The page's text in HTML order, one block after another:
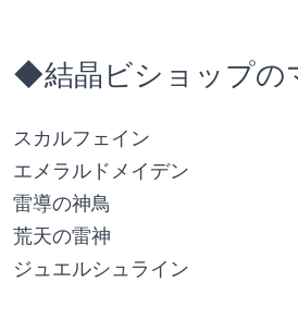
◆結晶ビショップの
スカルフェイン
エメラルドメイデン
雷導の神鳥
荒天の雷神
ジュエルシュライン